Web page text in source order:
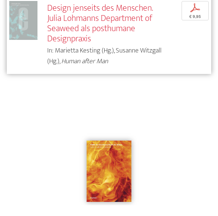
Design jenseits des Menschen.
Julia Lohmanns Department of
Seaweed als posthumane
Designpraxis
In: Marietta Kesting (Hg.), Susanne Witzgall
(Hg.),Human after Man
p
€ 9,95